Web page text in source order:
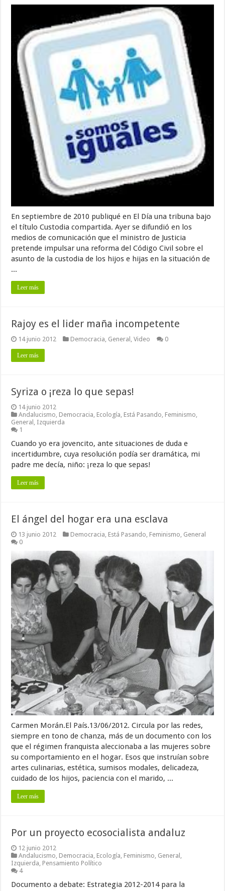
En septiembre de 2010 publiqué en El Día una tribuna bajo
el título Custodia compartida. Ayer se difundió en los
medios de comunicación que el ministro de Justicia
pretende impulsar una reforma del Código Civil sobre el
asunto de la custodia de los hijos e hijas en la situación de
...
Leer más
Rajoy es el lider maña incompetente
14 junio 2012 Democracia, General ,Video 0
Leer más
Syriza o ¡reza lo que sepas!
14 junio 2012
Andalucismo, Democracia, Ecología, Está Pasando, Feminismo,
General , Izquierda
1
Cuando yo era jovencito, ante situaciones de duda e
incertidumbre, cuya resolución podía ser dramática, mi
padre me decía, niño: ¡reza lo que sepas!
Leer más
El ángel del hogar era una esclava
13 junio 2012 Democracia, Está Pasando, Feminismo, General
0
Carmen Morán.El País.13/06/2012. Circula por las redes,
siempre en tono de chanza, más de un documento con los
que el régimen franquista aleccionaba a las mujeres sobre
su comportamiento en el hogar. Esos que instruían sobre
artes culinarias, estética, sumisos modales, delicadeza,
cuidado de los hijos, paciencia con el marido, ...
Leer más
Por un proyecto ecosocialista andaluz
12 junio 2012
Andalucismo Democracia Ecología Feminismo General
Izquierda Pensamiento Político
4
Documento a debate: Estrategia 2012-2014 para la